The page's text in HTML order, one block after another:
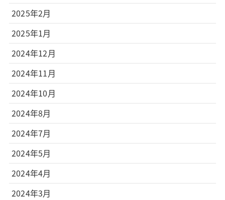
2025年2月
2025年1月
2024年12月
2024年11月
2024年10月
2024年8月
2024年7月
2024年5月
2024年4月
2024年3月